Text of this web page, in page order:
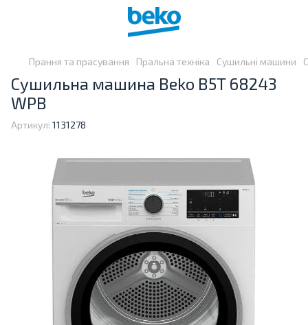
Прання та прасування Пральна техніка Сушильні машини
Сушильна машина Beko B5T 68243
WPB
Артикул: 1131278